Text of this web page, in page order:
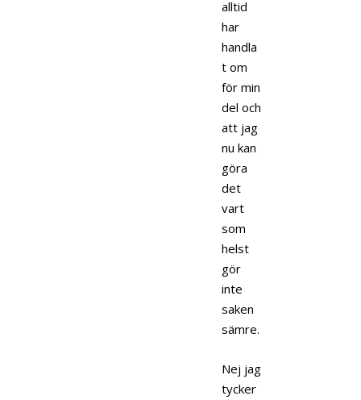
alltid
har
handla
t om
för min
del och
att jag
nu kan
göra
det
vart
som
helst
gör
inte
saken
sämre.
Nej jag
tycker